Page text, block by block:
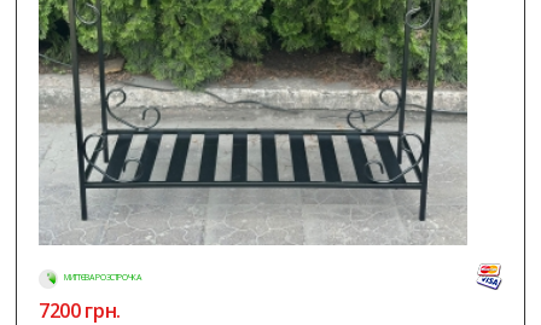
МИТТЄВА РОЗСТРОЧКА
7200грн.